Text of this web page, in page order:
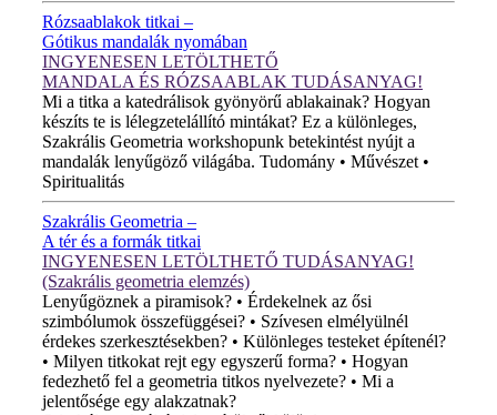
Rózsaablakok titkai –
Gótikus mandalák nyomában
INGYENESEN LETÖLTHETŐ
MANDALA ÉS RÓZSAABLAK TUDÁSANYAG!
Mi a titka a katedrálisok gyönyörű ablakainak? Hogyan
készíts te is lélegzetelállító mintákat? Ez a különleges,
Szakrális Geometria workshopunk betekintést nyújt a
mandalák lenyűgöző világába. Tudomány • Művészet •
Spiritualitás
Szakrális Geometria –
A tér és a formák titkai
INGYENESEN LETÖLTHETŐ TUDÁSANYAG!
(Szakrális geometria elemzés)
Lenyűgöznek a piramisok? • Érdekelnek az ősi
szimbólumok összefüggései? • Szívesen elmélyülnél
érdekes szerkesztésekben? • Különleges testeket építenél?
• Milyen titkokat rejt egy egyszerű forma? • Hogyan
fedezhető fel a geometria titkos nyelvezete? • Mi a
jelentősége egy alakzatnak?